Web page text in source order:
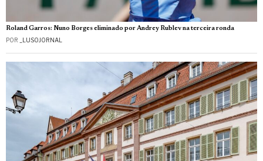
Roland Garros: Nuno Borges eliminado por Andrey Rublev na terceira ronda
POR _LUSOJORNAL